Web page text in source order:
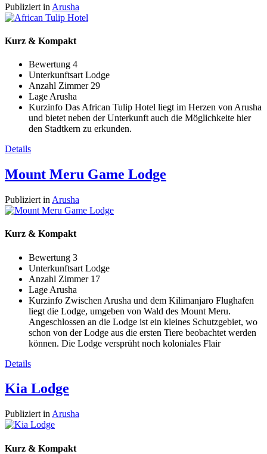
Publiziert in Arusha
Kurz & Kompakt
Bewertung 4
Unterkunftsart Lodge
Anzahl Zimmer 29
Lage Arusha
Kurzinfo Das African Tulip Hotel liegt im Herzen von Arusha
und bietet neben der Unterkunft auch die Möglichkeite hier
den Stadtkern zu erkunden.
Details
Mount Meru Game Lodge
Publiziert in Arusha
Kurz & Kompakt
Bewertung 3
Unterkunftsart Lodge
Anzahl Zimmer 17
Lage Arusha
Kurzinfo Zwischen Arusha und dem Kilimanjaro Flughafen
liegt die Lodge, umgeben von Wald des Mount Meru.
Angeschlossen an die Lodge ist ein kleines Schutzgebiet, wo
schon von der Lodge aus die ersten Tiere beobachtet werden
können. Die Lodge versprüht noch koloniales Flair
Details
Kia Lodge
Publiziert in Arusha
Kurz & Kompakt